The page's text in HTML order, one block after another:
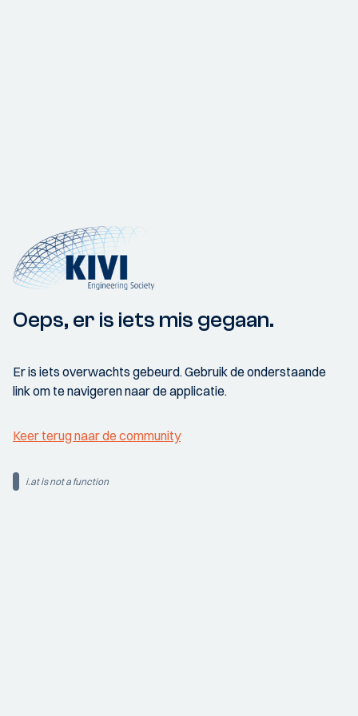
Oeps, er is iets mis gegaan.
Er is iets overwachts gebeurd. Gebruik de onderstaande
link om te navigeren naar de applicatie.
Keer terug naar de community
i.at is not a function